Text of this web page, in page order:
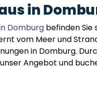
in
Domburg befinden Sie
vom Meer und
in Domburg.
Angebot und